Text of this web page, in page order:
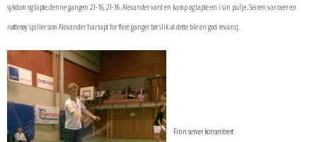
sykdom og tapte denne gangen 21-16, 21-16. Alexander vant en kamp og tapte en i sin pulje. Seiren var over en
nøtterøy spiller som Alexander har tapt for flere ganger før slik at dette ble en god revansj.
Finn server konsentrert